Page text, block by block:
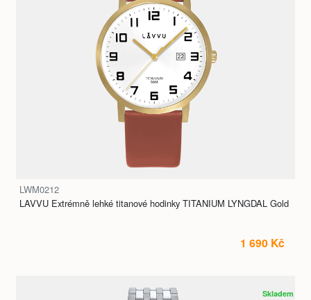
LWM0212
LAVVU Extrémně lehké titanové hodinky TITANIUM LYNGDAL Gold
1 690 Kč
Skladem